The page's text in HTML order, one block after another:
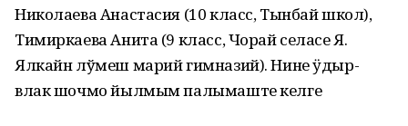
Николаева Анастасия (10 класс, Тынбай школ),
Тимиркаева Анита (9 класс, Чорай селасе Я.
Ялкайн лўмеш марий гимназий). Нине ӱдыр-
влак шочмо йылмым палымаште келге